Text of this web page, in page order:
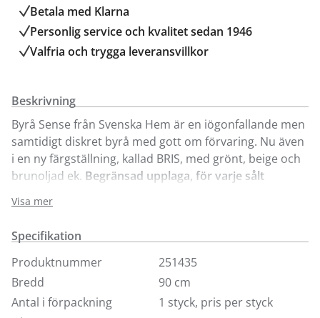
Betala med Klarna
Personlig service och kvalitet sedan 1946
Valfria och trygga leveransvillkor
Beskrivning
Byrå Sense från Svenska Hem är en iögonfallande men
samtidigt diskret byrå med gott om förvaring. Nu även
i en ny färgställning, kallad BRIS, med grönt, beige och
brunoljad ek. Begränsad upplaga, för varje sålt
lådor och 3 dörrar. Enkel montering - endast benen
ska skruvas fast. Sense finns även som sideboard för
försäljning online samt i våra butiker.
Visa mer
Specifikation
Produktnummer
251435
Bredd
90 cm
Antal i förpackning
1 styck, pris per styck